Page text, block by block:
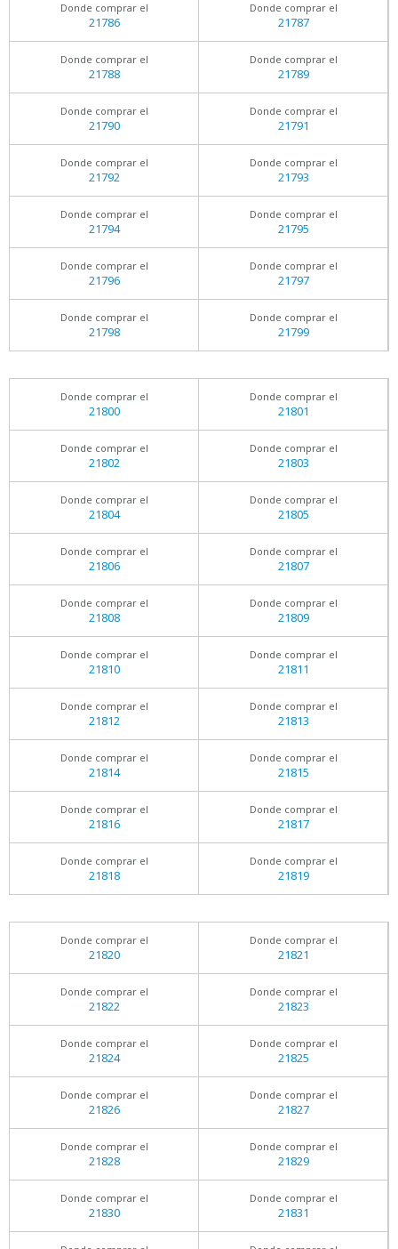
Donde comprar el
21786
Donde comprar el
21787
Donde comprar el
21788
Donde comprar el
21789
Donde comprar el
21790
Donde comprar el
21791
Donde comprar el
21792
Donde comprar el
21793
Donde comprar el
21794
Donde comprar el
21795
Donde comprar el
21796
Donde comprar el
21797
Donde comprar el
21798
Donde comprar el
21799
Donde comprar el
21800
Donde comprar el
21801
Donde comprar el
21802
Donde comprar el
21803
Donde comprar el
21804
Donde comprar el
21805
Donde comprar el
21806
Donde comprar el
21807
Donde comprar el
21808
Donde comprar el
21809
Donde comprar el
21810
Donde comprar el
21811
Donde comprar el
21812
Donde comprar el
21813
Donde comprar el
21814
Donde comprar el
21815
Donde comprar el
21816
Donde comprar el
21817
Donde comprar el
21818
Donde comprar el
21819
Donde comprar el
21820
Donde comprar el
21821
Donde comprar el
21822
Donde comprar el
21823
Donde comprar el
21824
Donde comprar el
21825
Donde comprar el
21826
Donde comprar el
21827
Donde comprar el
21828
Donde comprar el
21829
Donde comprar el
21830
Donde comprar el
21831